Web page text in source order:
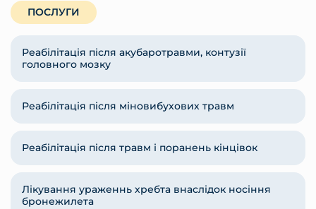
ПОСЛУГИ
Реабілітація після акубаротравми, контузії
головного мозку
Реабілітація після міновибухових травм
Реабілітація після травм і поранень кінцівок
Лікування ураженнь хребта внаслідок носіння
бронежилета